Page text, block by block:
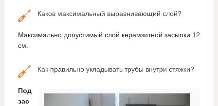
Каков максимальный выравнивающий слой?
Максимально допустимый слой керамзитной засыпки 12
см.
Как правильно укладывать трубы внутри стяжки?
Под
зас